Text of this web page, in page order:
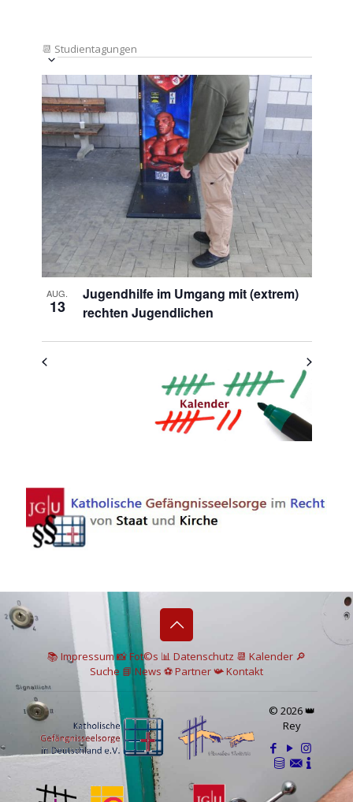
📆 Studientagungen
Ansichten-
Navigation
Veranstaltung
Ansichten-
Navigation
Datum
auswählen.
List
of
Veranstaltungen
in
Photo
View
AUG.
13
Jugendhilfe im Umgang mit (extrem)
rechten Jugendlichen
📚 Impressum📸Fot©s 📊 Datenschutz 📆 Kalender 🔎
Suche 📘 News ⚽Partner📯Kontakt
© 2026 👑
Rey